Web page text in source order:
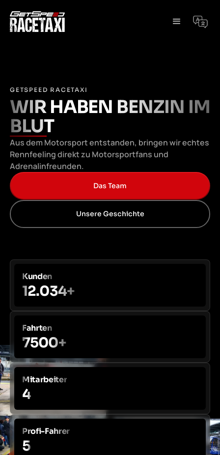
GETSPEED RACETAXI
WIR HABEN BENZIN IM
BLUT
Aus dem Motorsport entstanden, bringen wir echtes
Rennfeeling direkt zu Motorsportfans und
Adrenalinfreunden.
Das Team
Unsere Geschichte
Kunden
12.034+
Fahrten
7500+
Mitarbeiter
4
Profi-Fahrer
5